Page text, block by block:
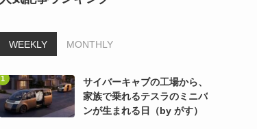
WEEKLY MONTHLY
サイバーキャブの工場から、
家族で乗れるテスラのミニバ
ンが生まれる日（by がす）